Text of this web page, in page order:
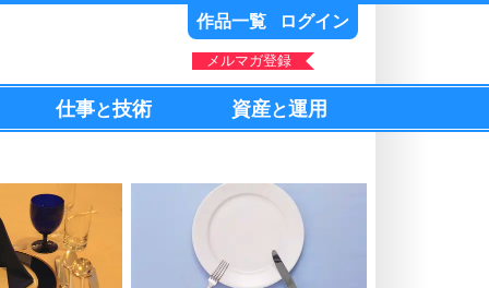
作品一覧 ログイン
メルマガ登録
仕事と技術 資産と運用